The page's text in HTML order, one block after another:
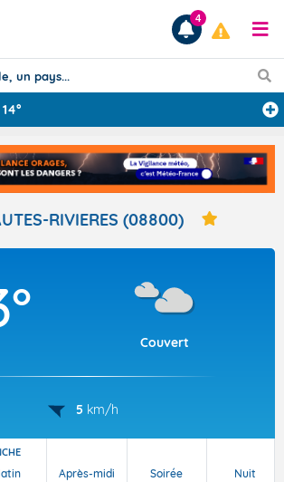
Prévisions
TOUS LES RÉSULTATS
Articles
4
14°
RIVIERES (08800)
Couvert
5 km/h
Après-midi Soirée Nuit